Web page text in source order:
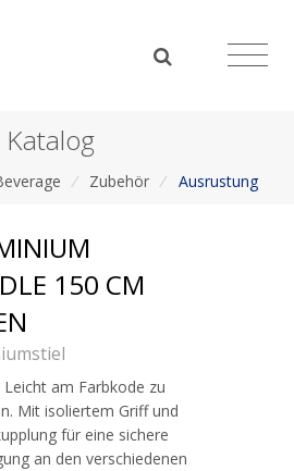
Katalog
/ Zubehör / Ausrustung
150 CM
Leicht am Farbkode zu
Mit isoliertem Griff und
für eine sichere
an den verschiedenen